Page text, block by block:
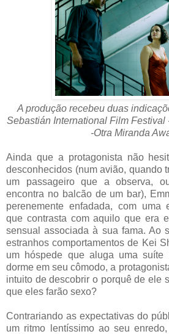
A produção recebeu duas
Sebastián International Film Festival
-Otra Miranda
Ainda que a protagonista não
desconhecidos (num avião, quando
um passageiro que a observa,
encontra no balcão de um bar),
perenemente enfadada, com uma
que contrasta com aquilo que era
sensual associada à sua fama. Ao
estranhos comportamentos de Kei
um hóspede que aluga uma suíte
dorme em seu cômodo, a
intuito de descobrir o porquê de ele
que eles farão sexo?
Contrariando as expectativas do
um ritmo lentíssimo ao seu